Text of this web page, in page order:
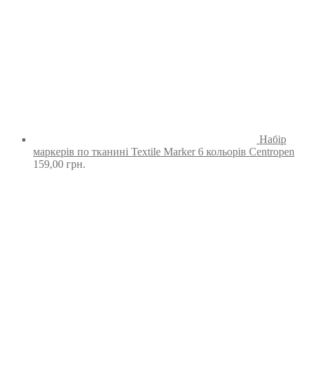
Набір
маркерів по тканині Textile Marker 6 кольорів Centropen
159,00 грн.